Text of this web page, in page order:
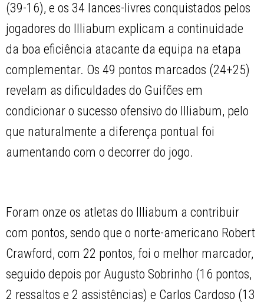
(39-16), e os 34 lances-livres conquistados pelos
jogadores do Illiabum explicam a continuidade
da boa eficiência atacante da equipa na etapa
complementar. Os 49 pontos marcados (24+25)
revelam as dificuldades do Guifões em
condicionar o sucesso ofensivo do Illiabum, pelo
que naturalmente a diferença pontual foi
aumentando com o decorrer do jogo.
Foram onze os atletas do Illiabum a contribuir
com pontos, sendo que o norte-americano Robert
Crawford, com 22 pontos, foi o melhor marcador,
seguido depois por Augusto Sobrinho (16 pontos,
2 ressaltos e 2 assistências) e Carlos Cardoso (13